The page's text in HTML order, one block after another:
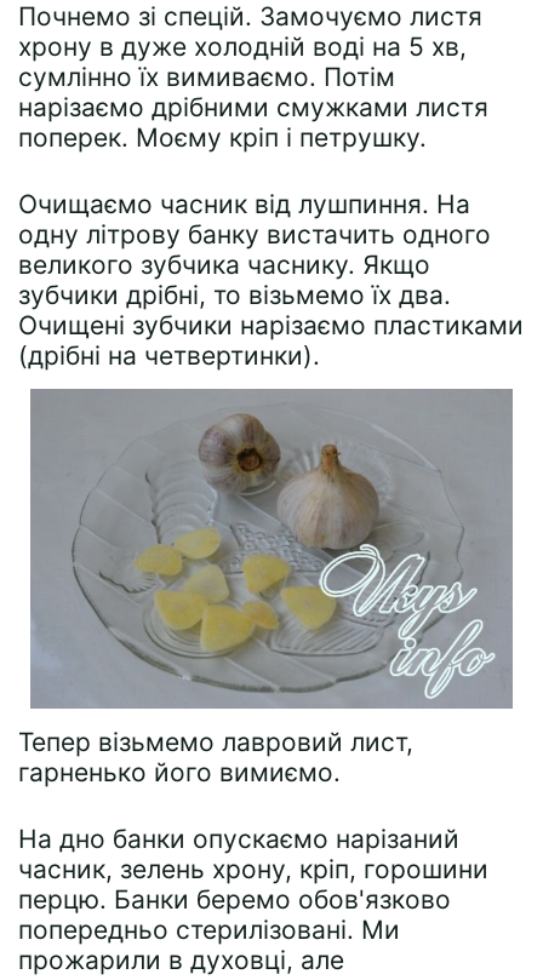
Почнемо зі спецій. Замочуємо листя
хрону в дуже холодній воді на 5 хв,
сумлінно їх вимиваємо. Потім
нарізаємо дрібними смужками листя
поперек. Моєму кріп і петрушку.
Очищаємо часник від лушпиння. На
одну літрову банку вистачить одного
великого зубчика часнику. Якщо
зубчики дрібні, то візьмемо їх два.
Очищені зубчики нарізаємо пластиками
(дрібні на четвертинки).
Тепер візьмемо лавровий лист,
гарненько його вимиємо.
На дно банки опускаємо нарізаний
часник, зелень хрону, кріп, горошини
перцю. Банки беремо обов'язково
попередньо стерилізовані. Ми
прожарили в духовці, але